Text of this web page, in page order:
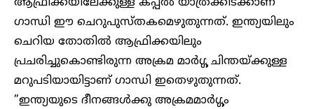
ആഫ്രിക്കയിലേക്കുള്ള കപ്പല്‍ യാത്രക്കിടക്കാണ്
ഗാന്ധി ഈ ചെറുപുസ്തകമെഴുതുന്നത്. ഇന്ത്യയിലും
ചെറിയ തോതില്‍ ആഫ്രിക്കയിലും
പ്രചരിച്ചുകൊണ്ടിരുന്ന അക്രമ മാര്‍ഗ്ഗ ചിന്തയ്ക്കുള്ള
മറുപടിയായിട്ടാണ് ഗാന്ധി ഇതെഴുതുന്നത്.
”ഇന്ത്യയുടെ ദീനങ്ങള്‍ക്കു അക്രമമാര്‍ഗ്ഗം